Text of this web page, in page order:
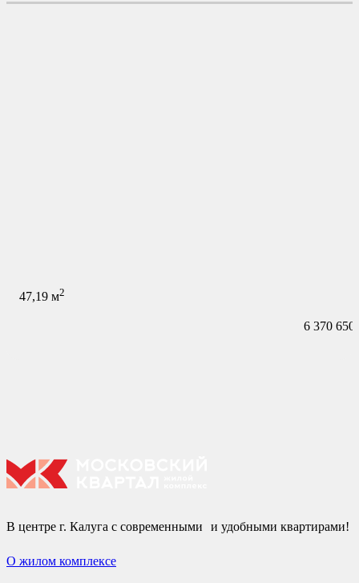
47,19 м2
6 370 650
В центре г. Калуга с современными и удобными квартирами!
О жилом комплексе